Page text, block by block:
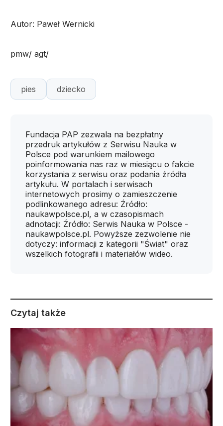
Autor: Paweł Wernicki
pmw/ agt/
pies dziecko
Fundacja PAP zezwala na bezpłatny
przedruk artykułów z Serwisu Nauka w
Polsce pod warunkiem mailowego
poinformowania nas raz w miesiącu o fakcie
korzystania z serwisu oraz podania źródła
artykułu. W portalach i serwisach
internetowych prosimy o zamieszczenie
podlinkowanego adresu: Źródło:
naukawpolsce.pl, a w czasopismach
adnotacji: Źródło: Serwis Nauka w Polsce -
naukawpolsce.pl. Powyższe zezwolenie nie
dotyczy: informacji z kategorii "Świat" oraz
wszelkich fotografii i materiałów wideo.
Czytaj także